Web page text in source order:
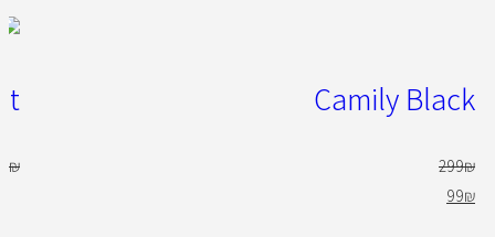
Camily Black
299₪
99₪
₪